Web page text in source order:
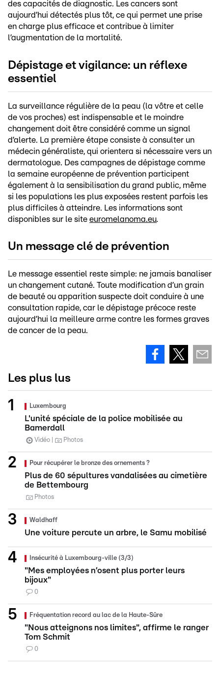
des capacités de diagnostic. Les cancers sont
aujourd’hui détectés plus tôt, ce qui permet une prise
en charge plus efficace et contribue à limiter
l’augmentation de la mortalité.
Dépistage et vigilance: un réflexe
essentiel
La surveillance régulière de la peau (la vôtre et celle
de vos proches) est indispensable et le moindre
changement doit être considéré comme un signal
d’alerte. La première étape consiste à consulter un
médecin généraliste, qui orientera si nécessaire vers un
dermatologue. Des campagnes de dépistage comme
la semaine européenne de prévention participent
également à la sensibilisation du grand public, même
si les populations les plus exposées restent parfois les
plus difficiles à atteindre. Les informations sont
disponibles sur le site euromelanoma.eu.
Un message clé de prévention
Le message essentiel reste simple: ne jamais banaliser
un changement cutané. Toute modification d’un grain
de beauté ou apparition suspecte doit conduire à une
consultation rapide, car le dépistage précoce reste
aujourd’hui la meilleure arme contre les formes graves
de cancer de la peau.
Les plus lus
Luxembourg
L'unité spéciale de la police mobilisée au
Bamerdall
Vidéo Photos
Pour récupérer le bronze des ornements ?
Plus de 60 sépultures vandalisées au cimetière
de Bettembourg
Photos
Waldhaff
Une voiture percute un arbre, le Samu mobilisé
Insécurité à Luxembourg-ville (3/3)
"Mes employées n’osent plus porter leurs
bijoux"
0
Fréquentation record au lac de la Haute-Sûre
"Nous atteignons nos limites", affirme le ranger
Tom Schmit
0